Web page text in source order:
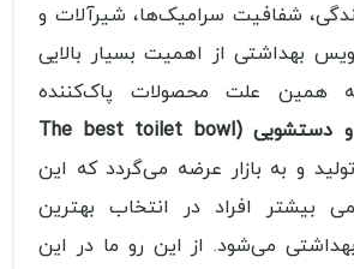
شفافیت سرامیک‌ها، شیرآلات و
بهداشتی از اهمیت بسیار بالایی
همین علت محصولات پاک‌کننده
شوینده توالت و دستشویی (The best toilet bowl
و به بازار عرضه می‌گردد که این
بیشتر افراد در انتخاب بهترین
می‌شود. از این رو ما در این